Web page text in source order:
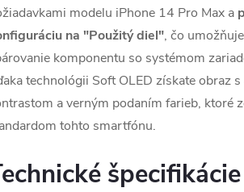
modelu iPhone 14 Pro Max a
na "Použitý diel", čo
komponentu so systémom
technológii Soft OLED získate obraz
a verným podaním farieb, ktoré
tohto smartfónu.
špecifikácie